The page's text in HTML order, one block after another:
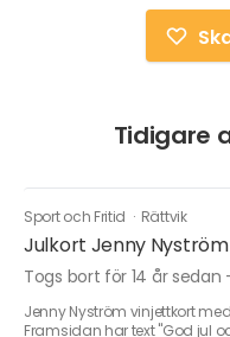
Tidigare
Sport och Fritid · Rättvik
Julkort Jenny Nyström
Togs bort för 14 år sedan
Jenny Nyström vinjettkort
Framsidan har text "God jul